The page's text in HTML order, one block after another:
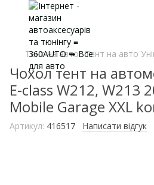
Тент на авто Тент на авто
Чохол тент на
E-class W212, W213
Mobile Garage XXL
Артикул: 416517 Написати відгук